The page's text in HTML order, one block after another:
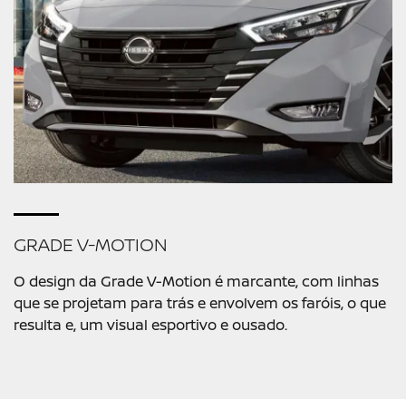
GRADE V-MOTION
O design da Grade V-Motion é marcante, com linhas
que se projetam para trás e envolvem os faróis, o que
resulta e, um visual esportivo e ousado.